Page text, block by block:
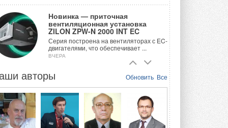
Новинка — приточная
вентиляционная установка
ZILON ZPW-N 2000 INT EC
Серия построена на вентиляторах с EC-
двигателями, что обеспечивает ...
ВЧЕРА
Учёные ЮУрГУ создали
объединяющую солнечную и
геотермальную энергию
Природосберегающие технологии ...
ВЧЕРА
Обновить Все
авторы